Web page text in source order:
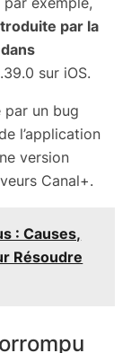
par la
sur iOS.
par un bug
l’application
version
Canal+.
: Causes,
Résoudre